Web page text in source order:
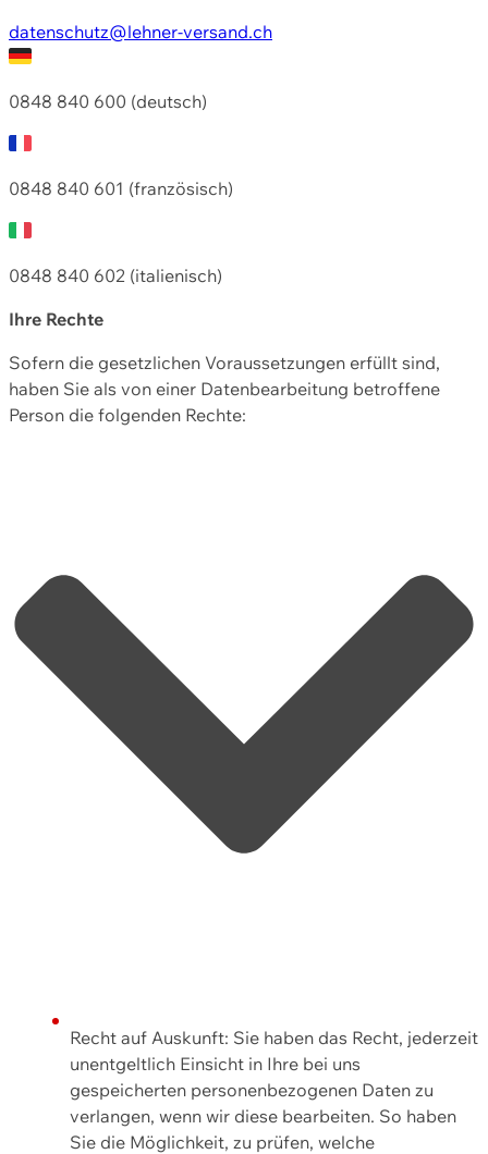
datenschutz@lehner-versand.ch
0848 840 600 (deutsch)
0848 840 601 (französisch)
0848 840 602 (italienisch)
Ihre Rechte
Sofern die gesetzlichen Voraussetzungen erfüllt sind,
haben Sie als von einer Datenbearbeitung betroffene
Person die folgenden Rechte:
Recht auf Auskunft: Sie haben das Recht, jederzeit
unentgeltlich Einsicht in Ihre bei uns
gespeicherten personenbezogenen Daten zu
verlangen, wenn wir diese bearbeiten. So haben
Sie die Möglichkeit, zu prüfen, welche